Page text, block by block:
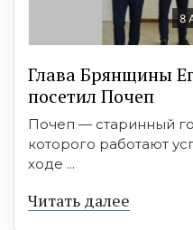
8
Глава Брянщины
посетил Почеп
Почеп — старинный
которого работают
ходе ...
Читать далее